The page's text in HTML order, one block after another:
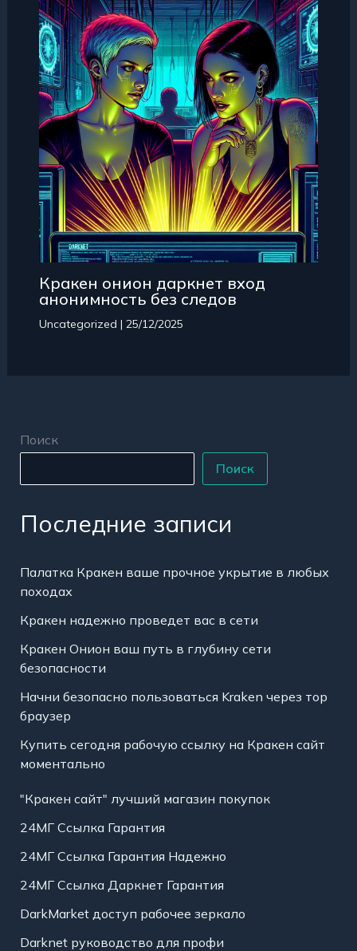
Кракен онион даркнет вход
анонимность без следов
Uncategorized | 25/12/2025
Поиск
Поиск
Последние записи
Палатка Кракен ваше прочное укрытие в любых
походах
Кракен надежно проведет вас в сети
Кракен Онион ваш путь в глубину сети
безопасности
Начни безопасно пользоваться Kraken через тор
браузер
Купить сегодня рабочую ссылку на Кракен сайт
моментально
"Кракен сайт" лучший магазин покупок
24МГ Ссылка Гарантия
24МГ Ссылка Гарантия Надежно
24МГ Ссылка Даркнет Гарантия
DarkMarket доступ рабочее зеркало
Darknet руководство для профи